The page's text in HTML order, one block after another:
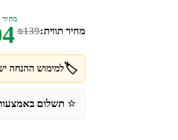
מחיר תווית: ₪139
🏷️למימוש ההנחה
⭐ תשלום